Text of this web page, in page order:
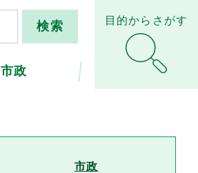
市政
目的からさがす
市政